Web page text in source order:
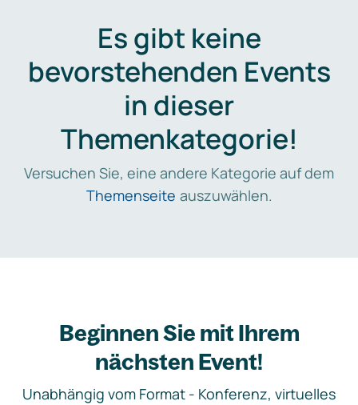
Es gibt keine
bevorstehenden Events
in dieser
Themenkategorie!
Versuchen Sie, eine andere Kategorie auf dem
Themenseite auszuwählen.
Beginnen Sie mit Ihrem
nächsten Event!
Unabhängig vom Format - Konferenz, virtuelles